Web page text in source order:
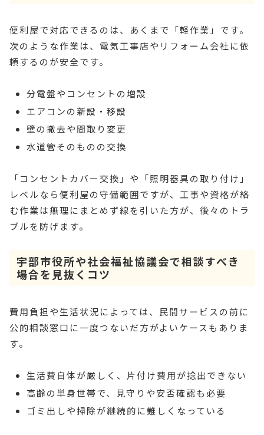
便利屋で対応できるのは、あくまで「軽作業」です。
次のような作業は、電気工事店やリフォーム会社に依
頼するのが安全です。
分電盤やコンセントの増設
エアコンの新設・移設
壁の撤去や間取り変更
水道管そのものの交換
「コンセントカバー交換」や「照明器具の取り付け」
レベルなら便利屋の守備範囲ですが、工事や資格が絡
む作業は無理にまとめず線を引いた方が、後々のトラ
ブルを防げます。
宇部市役所や社会福祉協議会で相談すべき
場合を見抜くコツ
費用負担や生活状況によっては、民間サービスの前に
公的相談窓口に一度つないだ方がよいケースもありま
す。
生活費自体が厳しく、片付け費用が捻出できない
高齢の単身世帯で、見守りや安否確認も必要
ゴミ出しや掃除が継続的に難しくなっている